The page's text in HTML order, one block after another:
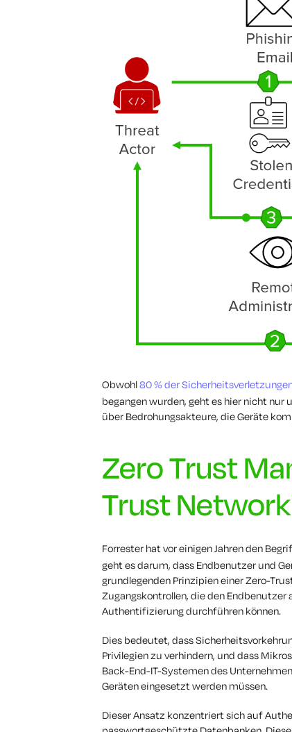
Obwohl80 % der
begangen wurden, geht es hier nicht
über Bedrohungsakteure, die Geräte
Zero Trust
Trust
Forrester hat vor einigen Jahren den
geht es darum, dass Endbenutzer und
grundlegenden Prinzipien einer Zero-
Zugangskontrollen, die den
Authentifizierung durchführen können.
Dies bedeutet, dass
Privilegien zu verhindern, und dass
Back-End-IT-Systemen des
Geräten eingesetzt werden müssen.
Dieser Ansatz konzentriert sich auf